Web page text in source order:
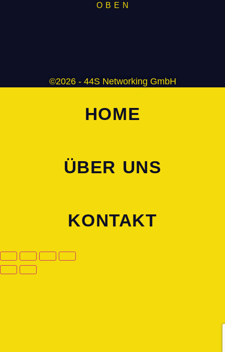
O B E N
©2026 - 44S Networking GmbH
HOME
ÜBER UNS
KONTAKT